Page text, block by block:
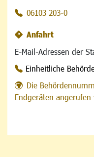
06103 203-0
Anfahrt
E-Mail-Adressen der
Einheitliche
Die
Endgeräten angerufen